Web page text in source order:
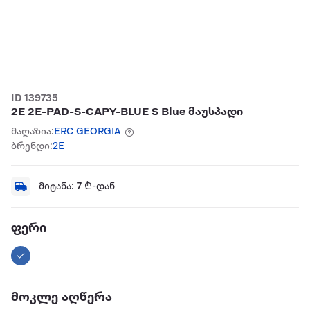
ID 139735
2E 2E-PAD-S-CAPY-BLUE S Blue მაუსპადი
მაღაზია:ERC GEORGIA
ბრენდი:2E
მიტანა: 7 ₾-დან
ფერი
მოკლე აღწერა